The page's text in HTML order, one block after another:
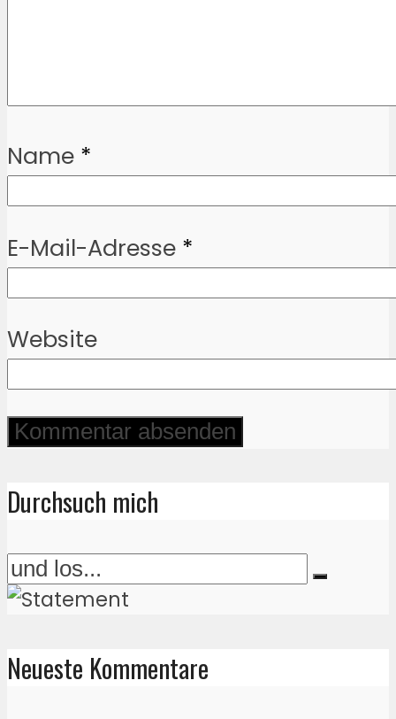
Name *
E-Mail-Adresse *
Website
Durchsuch mich
Neueste Kommentare